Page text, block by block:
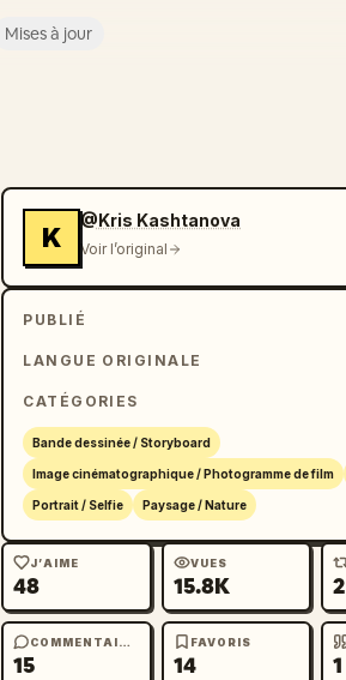
Mises à jour
K
@Kris Kashtanova
Voir l’original
PUBLIÉ
LANGUE ORIGINALE
CATÉGORIES
Bande dessinée / Storyboard
Image cinématographique / Photogramme de film
Portrait / Selfie Paysage / Nature
J’AIME
48
VUES
15.8K 2
COMMENTAIRES
15
FAVORIS
14 1